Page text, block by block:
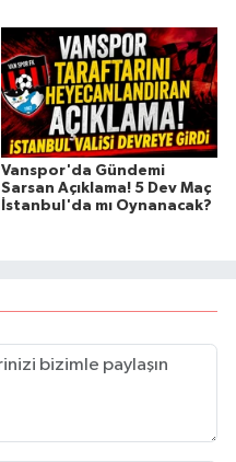
Vanspor'da Gündemi
Sarsan Açıklama! 5 Dev Maç
İstanbul'da mı Oynanacak?